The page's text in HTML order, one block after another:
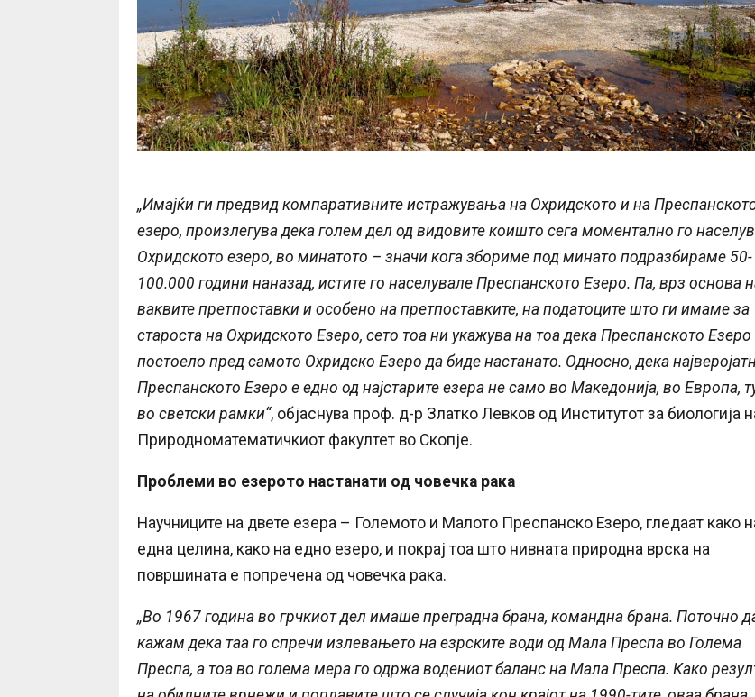
„Имајќи ги предвид компаративните истражувања на Охридското и на
езеро, произлегува дека голем дел од видовите коишто сега моментално го
Охридското езеро, во минатото – значи кога збориме под минато подразбираме 50-
100.000 години наназад, истите го населувале Преспанското Езеро. Па, врз основа
ваквите претпоставки и особено на претпоставките, на податоците што ги имаме за
староста на Охридското Езеро, сето тоа ни укажува на тоа дека Преспанското Езеро
постоело пред самото Охридско Езеро да биде настанато. Односно, дека
Преспанското Езеро е едно од најстарите езера не само во Македонија, во Европа,
во светски рамки“, објаснува проф. д-р Златко Левков од Институтот за биологија
Природноматематичкиот факултет во Скопје.
Проблеми во езерото настанати од човечка рака
Научниците на двете езера – Големото и Малото Преспанско Езеро, гледаат како
една целина, како на едно езеро, и покрај тоа што нивната природна врска на
површината е попречена од човечка рака.
„Во 1967 година во грчкиот дел имаше преградна брана, командна брана. Поточно
кажам дека таа го спречи излевањето на езрските води од Мала Преспа во Голема
Преспа, а тоа во голема мера го одржа водениот баланс на Мала Преспа. Како